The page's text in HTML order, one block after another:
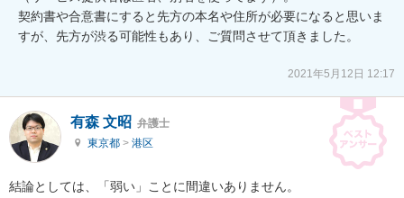
契約書や合意書にすると先方の本名や住所が必要になると思いま
すが、先方が渋る可能性もあり、ご質問させて頂きました。
2021年5月12日 12:17
有森 文昭 弁護士
東京都 > 港区
結論としては、「弱い」ことに間違いありません。